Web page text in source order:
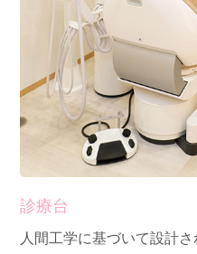
診療台
人間工学に基づいて設計